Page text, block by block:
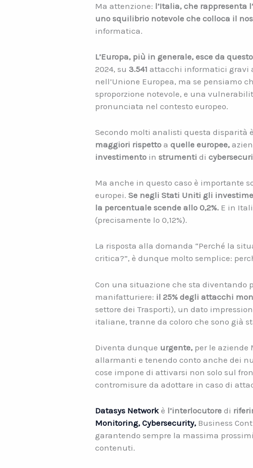
Ma attenzione: l’Italia, che rappresenta
uno squilibrio notevole che colloca il
informatica.
L’Europa, più in generale, esce da
2024, su 3.541 attacchi informatici gravi
nell’Unione Europea, ma se pensiamo
sproporzione notevole, e una
pronunciata nel contesto europeo.
Secondo molti analisti questa disparità
maggiori rispetto a quelle europee,
investimento in strumenti di
Ma anche in questo caso è importante
europei. Se negli Stati Uniti gli
la percentuale scende allo 0,2%. E in
(precisamente lo 0,12%).
La risposta alla domanda “Perché la
critica?”, è dunque molto semplice:
Con una situazione che sta diventando
manifatturiere: il 25% degli attacchi
settore dei Trasporti), un dato
italiane, tranne da coloro che sono già
Diventa dunque urgente, per le aziende
allarmanti e tenendo conto anche dei
cose impone di attivarsi non solo sul
contromisure da adottare in caso di
Datasys Network è l’interlocutore di
Monitoring, Cybersecurity, Business
garantendo sempre la massima
contenuti.